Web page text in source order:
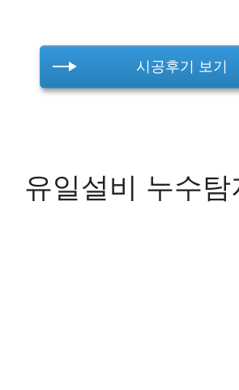
시공후기 보기
유일설비 누수탐